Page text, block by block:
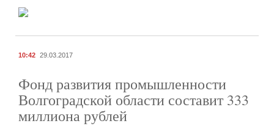
10:42 29.03.2017
Фонд развития промышленности
Волгоградской области составит 333
миллиона рублей